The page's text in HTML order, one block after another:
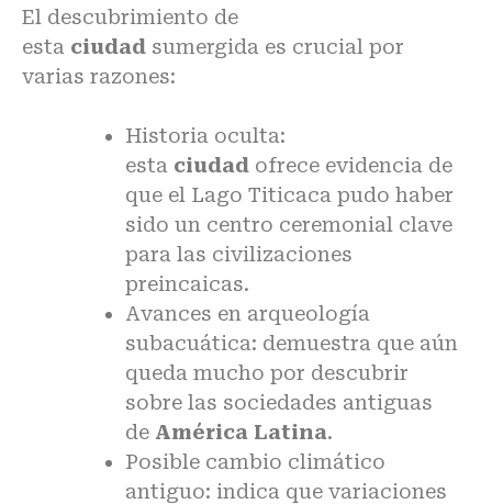
El descubrimiento de
esta ciudad sumergida es crucial por
varias razones:
Historia oculta:
esta ciudad ofrece evidencia de
que el Lago Titicaca pudo haber
sido un centro ceremonial clave
para las civilizaciones
preincaicas.
Avances en arqueología
subacuática: demuestra que aún
queda mucho por descubrir
sobre las sociedades antiguas
de América Latina.
Posible cambio climático
antiguo: indica que variaciones